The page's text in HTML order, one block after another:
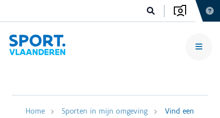
Home Sporten in mijn omgeving
Vind een